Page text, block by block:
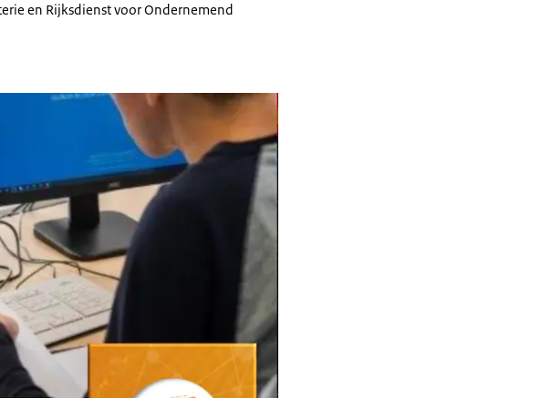
en Rijksdienst voor Ondernemend
plekken voor AMO-pool'